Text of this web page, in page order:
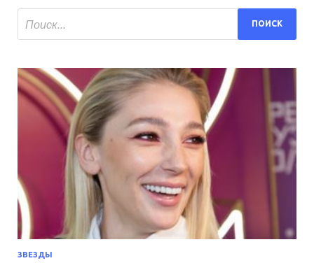
ЗВЕЗДЫ